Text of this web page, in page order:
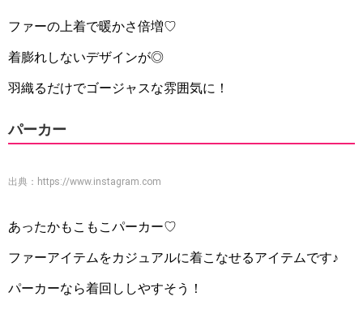
ファーの上着で暖かさ倍増♡
着膨れしないデザインが◎
羽織るだけでゴージャスな雰囲気に！
パーカー
出典： https://www.instagram.com
あったかもこもこパーカー♡
ファーアイテムをカジュアルに着こなせるアイテムです♪
パーカーなら着回ししやすそう！